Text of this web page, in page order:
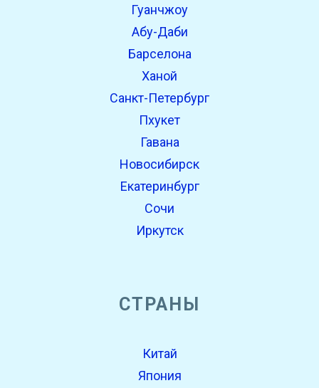
Гуанчжоу
Абу-Даби
Барселона
Ханой
Санкт-Петербург
Пхукет
Гавана
Новосибирск
Екатеринбург
Сочи
Иркутск
СТРАНЫ
Китай
Япония